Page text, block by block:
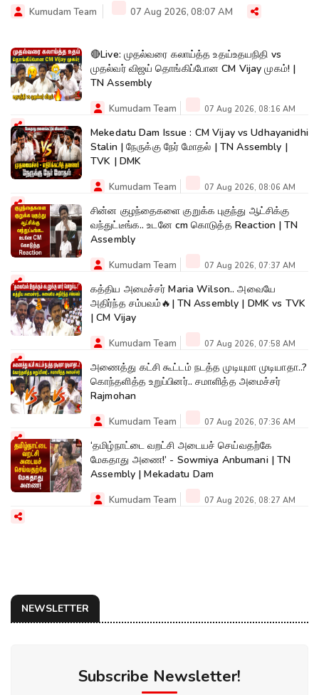
Kumudam Team 07 Aug 2026, 08:07 AM
🔴Live: முதல்வரை கலாய்த்த உதய்உதயநிதி vs
முதல்வர் விஜய் தொங்கிப்போன CM Vijay முகம்! |
TN Assembly
Kumudam Team 07 Aug 2026, 08:16 AM
Mekedatu Dam Issue : CM Vijay vs Udhayanidhi
Stalin | நேருக்கு நேர் மோதல் | TN Assembly |
TVK | DMK
Kumudam Team 07 Aug 2026, 08:06 AM
சின்ன குழந்தைகளை குறுக்க புகுந்து ஆட்சிக்கு
வந்துட்டீங்க.. உடனே cm கொடுத்த Reaction | TN
Assembly
Kumudam Team 07 Aug 2026, 07:37 AM
கத்திய அமைச்சர் Maria Wilson.. அவையே
அதிர்ந்த சம்பவம்🔥| TN Assembly | DMK vs TVK
| CM Vijay
Kumudam Team 07 Aug 2026, 07:58 AM
அணைத்து கட்சி கூட்டம் நடத்த முடியுமா முடியாதா..?
கொந்தளித்த உறுப்பினர்.. சமாளித்த அமைச்சர்
Rajmohan
Kumudam Team 07 Aug 2026, 07:36 AM
‘தமிழ்நாட்டை வறட்சி அடையச் செய்வதற்கே
மேகதாது அணை!’ - Sowmiya Anbumani | TN
Assembly | Mekadatu Dam
Kumudam Team 07 Aug 2026, 08:27 AM
NEWSLETTER
Subscribe Newsletter!